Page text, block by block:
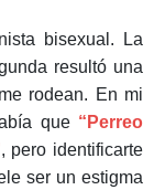
bisexual. La
resultó una
rodean. En mi
que“Perreo
, pero identificarte
ser un estigma